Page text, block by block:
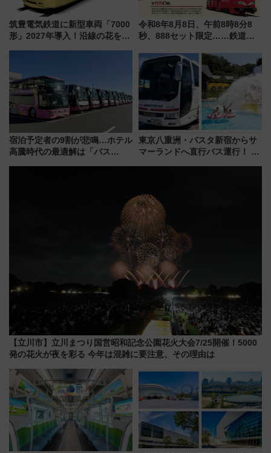
筑豊電気鉄道に新型車両「7000
形」2027年導入！沿線の花をイ
に
令和8年8月8日、午前8時8分8
秒、888セット限定……鉄道各
たち
宿泊予定者の9割が悲鳴…ホテル
高騰時代の最適解は「バス
東京八重洲・バスタ新宿からサ
マーランドへ直行バス運行！ お
【立川市】立川まつり国営昭和記念公園花火大会7/25開催！5000
発の花火が夜を彩る 今年は混雑に要注意、その理由は